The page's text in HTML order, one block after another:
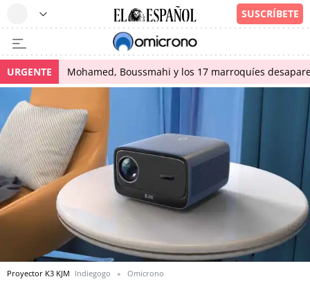
URGENTE Mohamed, Boussmahi y los 17 marroquíes
Proyector K3 KJM Indiegogo Omicrono